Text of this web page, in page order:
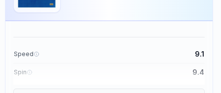
Speed 9.1
Spin 9.4